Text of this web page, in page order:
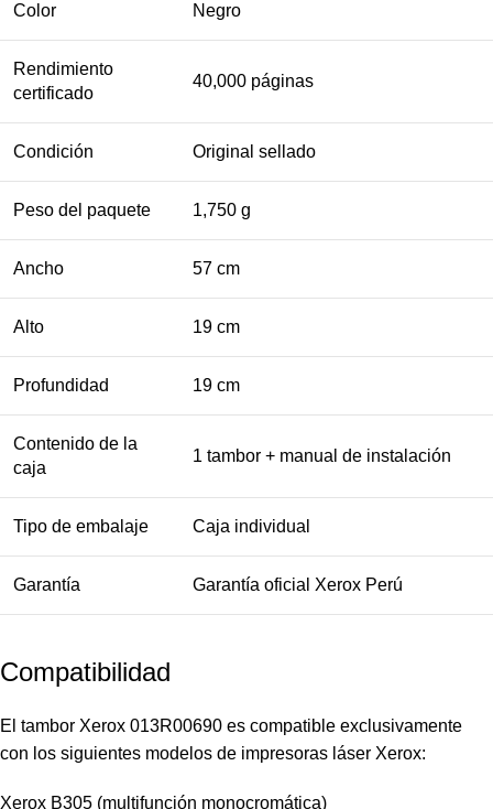
Color Negro
Rendimiento
certificado
40,000 páginas
Condición Original sellado
Peso del paquete 1,750 g
Ancho 57 cm
Alto 19 cm
Profundidad 19 cm
Contenido de la
caja
1 tambor + manual de instalación
Tipo de embalaje Caja individual
Garantía Garantía oficial Xerox Perú
Compatibilidad
El tambor Xerox 013R00690 es compatible exclusivamente
con los siguientes modelos de impresoras láser Xerox:
Xerox B305 (multifunción monocromática)